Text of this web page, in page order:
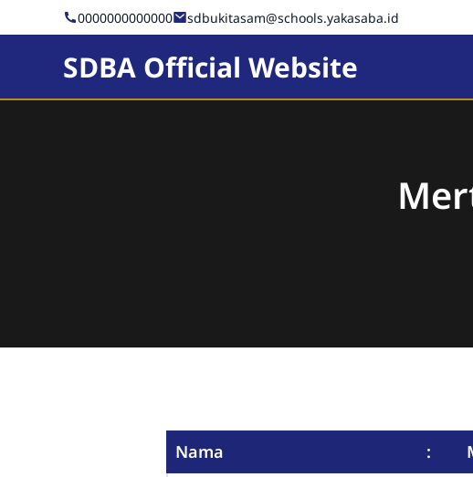
0000000000000 sdbukitasam@schools.yakasaba.id
SDBA Official Website
Nama :